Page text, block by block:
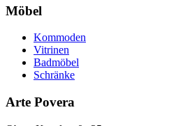
Möbel
Kommoden
Vitrinen
Badmöbel
Schränke
Arte Povera